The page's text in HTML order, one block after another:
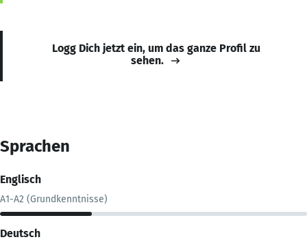
Logg Dich jetzt ein, um das ganze Profil zu
sehen.
Sprachen
Englisch
A1-A2 (Grundkenntnisse)
Deutsch